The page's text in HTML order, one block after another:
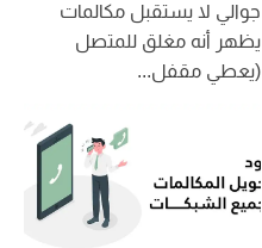
جوالي لا يستقبل مكالمات
يظهر أنه مغلق للمتصل
(يعطي مقفل...